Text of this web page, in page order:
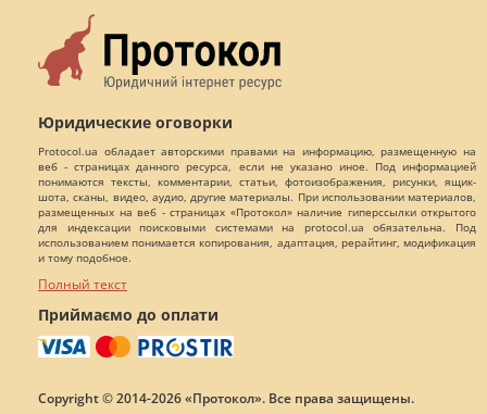
Юридические оговорки
Protocol.ua обладает авторскими правами на информацию, размещенную на
веб - страницах данного ресурса, если не указано иное. Под информацией
понимаются тексты, комментарии, статьи, фотоизображения, рисунки, ящик-
шота, сканы, видео, аудио, другие материалы. При использовании материалов,
размещенных на веб - страницах «Протокол» наличие гиперссылки открытого
для индексации поисковыми системами на protocol.ua обязательна. Под
использованием понимается копирования, адаптация, рерайтинг, модификация
и тому подобное.
Полный текст
Приймаємо до оплати
Copyright © 2014-2026 «Протокол». Все права защищены.